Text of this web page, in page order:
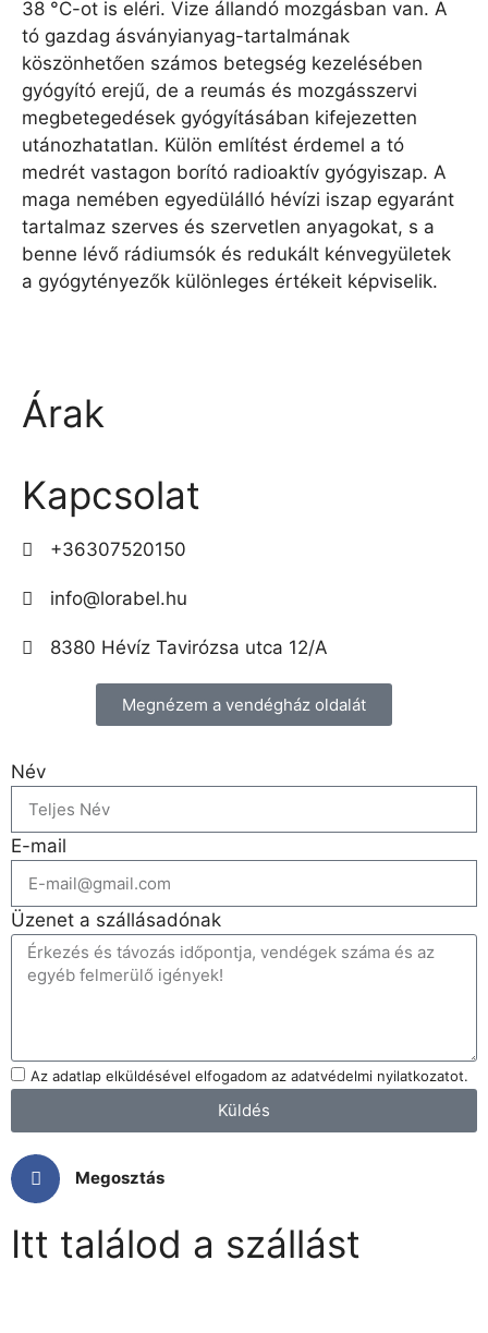
38 °C-ot is eléri. Vize állandó mozgásban van. A
tó gazdag ásványianyag-tartalmának
köszönhetően számos betegség kezelésében
gyógyító erejű, de a reumás és mozgásszervi
megbetegedések gyógyításában kifejezetten
utánozhatatlan. Külön említést érdemel a tó
medrét vastagon borító radioaktív gyógyiszap. A
maga nemében egyedülálló hévízi iszap egyaránt
tartalmaz szerves és szervetlen anyagokat, s a
benne lévő rádiumsók és redukált kénvegyületek
a gyógytényezők különleges értékeit képviselik.
Árak
Kapcsolat
+36307520150
info@lorabel.hu
8380 Hévíz Tavirózsa utca 12/A
Megnézem a vendégház oldalát
Név
E-mail
Üzenet a szállásadónak
Az adatlap elküldésével elfogadom az adatvédelmi nyilatkozatot.
Küldés
Megosztás
Itt találod a szállást